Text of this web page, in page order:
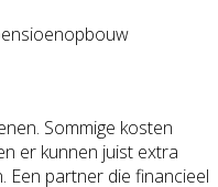
Sommige kosten
er kunnen juist extra
Een partner die financieel